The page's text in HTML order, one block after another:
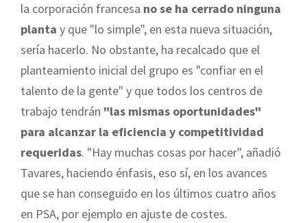
la corporación francesa no se ha cerrado ninguna
planta y que "lo simple", en esta nueva situación,
sería hacerlo. No obstante, ha recalcado que el
planteamiento inicial del grupo es "confiar en el
talento de la gente" y que todos los centros de
trabajo tendrán "las mismas oportunidades"
para alcanzar la eficiencia y competitividad
requeridas. "Hay muchas cosas por hacer", añadió
Tavares, haciendo énfasis, eso sí, en los avances
que se han conseguido en los últimos cuatro años
en PSA, por ejemplo en ajuste de costes.